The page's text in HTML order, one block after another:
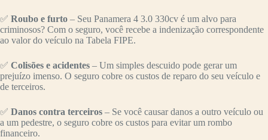
✅ Roubo e furto – Seu Panamera 4 3.0 330cv é um alvo para
criminosos? Com o seguro, você recebe a indenização correspondente
ao valor do veículo na Tabela FIPE.
✅ Colisões e acidentes – Um simples descuido pode gerar um
prejuízo imenso. O seguro cobre os custos de reparo do seu veículo e
de terceiros.
✅ Danos contra terceiros – Se você causar danos a outro veículo ou
a um pedestre, o seguro cobre os custos para evitar um rombo
financeiro.